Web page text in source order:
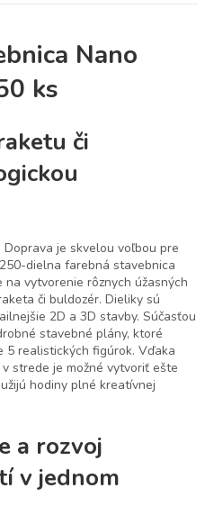
Nano
ks
či
je skvelou voľbou pre
dielna farebná stavebnica
vytvorenie rôznych úžasných
či buldozér. Dieliky sú
2D a 3D stavby. Súčasťou
stavebné plány, ktoré
5 realistických figúrok. Vďaka
strede je možné vytvoriť ešte
hodiny plné kreatívnej
a rozvoj
v jednom